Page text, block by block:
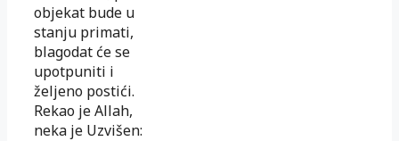
objekat bude u
stanju primati,
blagodat će se
upotpuniti i
željeno postići.
Rekao je Allah,
neka je Uzvišen: